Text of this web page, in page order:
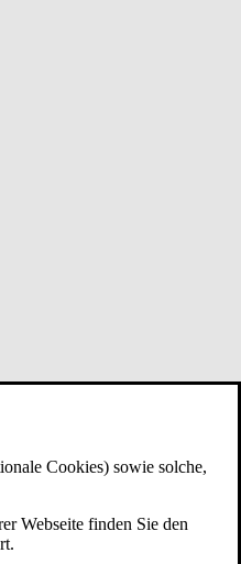
Cookies) sowie solche,
Webseite finden Sie den